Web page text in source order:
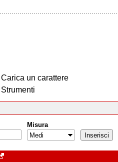
Carica un carattere
Strumenti
Misura